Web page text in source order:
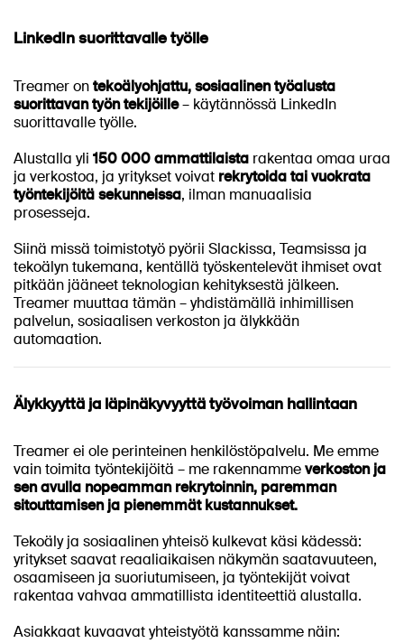
LinkedIn suorittavalle työlle
Treamer ontekoälyohjattu, sosiaalinen työalusta
suorittavan työn tekijöille– käytännössä LinkedIn
suorittavalle työlle.
Alustalla yli 150 000 ammattilaista rakentaa omaa uraa
ja verkostoa, ja yritykset voivat rekrytoida tai vuokrata
työntekijöitä sekunneissa, ilman manuaalisia
prosesseja.
Siinä missä toimistotyö pyörii Slackissa, Teamsissa ja
tekoälyn tukemana, kentällä työskentelevät ihmiset ovat
pitkään jääneet teknologian kehityksestä jälkeen.
Treamer muuttaa tämän – yhdistämällä inhimillisen
palvelun, sosiaalisen verkoston ja älykkään
automaation.
Älykkyyttä ja läpinäkyvyyttä työvoiman hallintaan
Treamer ei ole perinteinen henkilöstöpalvelu. Me emme
vain toimita työntekijöitä – me rakennammeverkoston ja
sen avulla nopeamman rekrytoinnin, paremman
sitouttamisen ja pienemmät kustannukset.
Tekoäly ja sosiaalinen yhteisö kulkevat käsi kädessä:
yritykset saavat reaaliaikaisen näkymän saatavuuteen,
osaamiseen ja suoriutumiseen, ja työntekijät voivat
rakentaa vahvaa ammatillista identiteettiä alustalla.
Asiakkaat kuvaavat yhteistyötä kanssamme näin: